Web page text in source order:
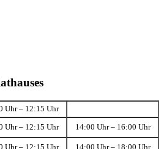
Uhr – 12:15 Uhr
Uhr – 12:15 Uhr 14:00 Uhr – 16:00 Uhr